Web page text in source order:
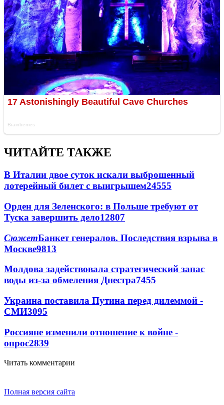
ЧИТАЙТЕ ТАКЖЕ
В Италии двое суток искали выброшенный
лотерейный билет с выигрышем24555
Орден для Зеленского: в Польше требуют от
Туска завершить дело12807
СюжетБанкет генералов. Последствия взрыва в
Москве9813
Молдова задействовала стратегический запас
воды из-за обмеления Днестра7455
Украина поставила Путина перед дилеммой -
СМИ3095
Россияне изменили отношение к войне -
опрос2839
Читать комментарии
Полная версия сайта